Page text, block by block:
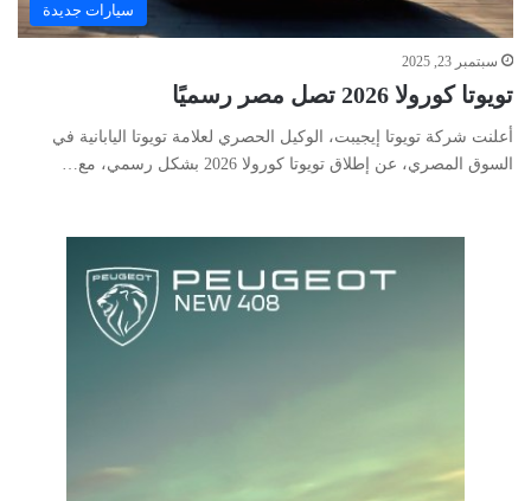
سيارات جديدة
سبتمبر 23, 2025
تويوتا كورولا 2026 تصل مصر رسميًا
أعلنت شركة تويوتا إيجيبت، الوكيل الحصري لعلامة تويوتا اليابانية في
السوق المصري، عن إطلاق تويوتا كورولا 2026 بشكل رسمي، مع…